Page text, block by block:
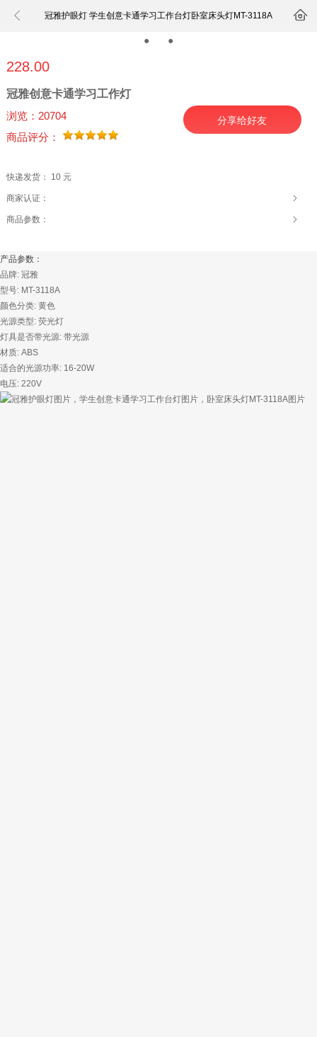
 冠雅护眼灯 学生创意卡通学习工作台灯卧室床头灯MT-3118A 
● ●
228.00
冠雅创意卡通学习工作灯
浏览：20704
商品评分：
分享给好友
快递发货： 10 元
商家认证：
商品参数：
产品参数：
品牌: 冠雅
型号: MT-3118A
颜色分类: 黄色
光源类型: 荧光灯
灯具是否带光源: 带光源
材质: ABS
适合的光源功率: 16-20W
电压: 220V